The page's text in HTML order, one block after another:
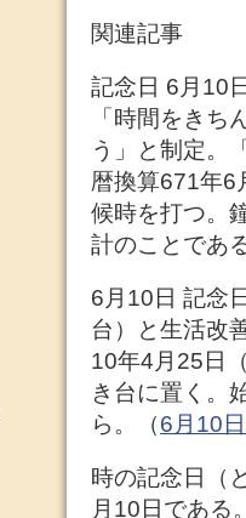
関連記事
記念日 6月10
「時間をき
う」と制定。
暦換算671年6
候時を打つ。
計のことであ
6月10日 記念
台）と生活改
10年4月25日
き台に置く。
ら。（6月10
時の記念日（
月10日である